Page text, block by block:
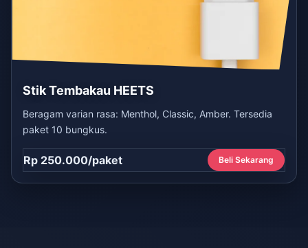
Stik Tembakau HEETS
Beragam varian rasa: Menthol, Classic, Amber. Tersedia
paket 10 bungkus.
Rp 250.000/paket Beli Sekarang